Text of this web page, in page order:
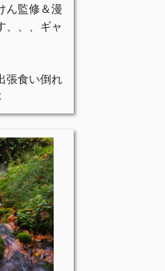
ん監修＆漫
、、、ギャ
張食い倒れ